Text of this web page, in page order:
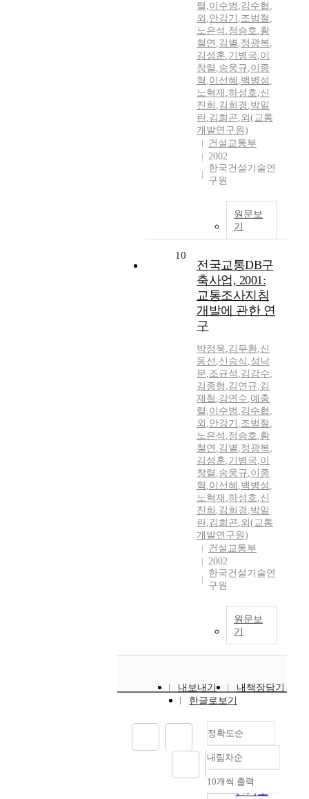
렬 ,이수범 ,김수협 ,
외 ,안강기 ,조범철 ,
노은석 ,정승호,황
철연 ,김별 ,정광복,
김성훈,기병국,이
창렬 ,송웅규,이종
혁 ,이선혜 ,백병성 ,
노혁재 ,하성호,신
진희 ,김희경 ,박일
란,김희곤,외(교통
개발연구원)
건설교통부
2002
한국건설기술연
구원
원문보
기
10
전국교통DB구
축사업, 2001:
교통조사지침
개발에 관한 연
구
박정욱,김무환,신
동선 ,신승식 ,성낙
문,조규석 ,김강수,
김종형 ,김연규,김
제철 ,강연수,예충
렬 ,이수범 ,김수협 ,
외 ,안강기 ,조범철 ,
노은석 ,정승호,황
철연 ,김별 ,정광복,
김성훈,기병국,이
창렬 ,송웅규,이종
혁 ,이선혜 ,백병성 ,
노혁재 ,하성호,신
진희 ,김희경 ,박일
란,김희곤,외(교통
개발연구원)
건설교통부
2002
한국건설기술연
구원
원문보
기
내보내기
내책장담기
한글로보기
정확도순
정확도
순
인기도
내림차순
내림차순
10개씩 출력